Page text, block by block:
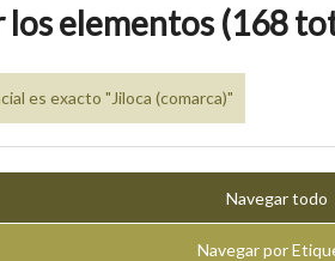
los elementos (168
es exacto "Jiloca (comarca)"
Navegar todo
Navegar por